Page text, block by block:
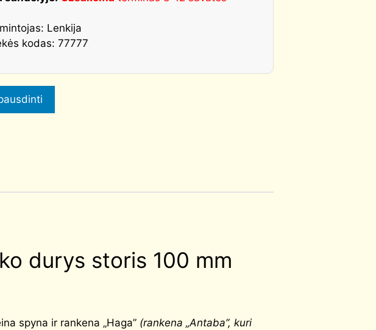
Lenkija
kodas: 77777
durys storis 100 mm
spyna ir rankena „Haga” (rankena „Antaba”, kuri